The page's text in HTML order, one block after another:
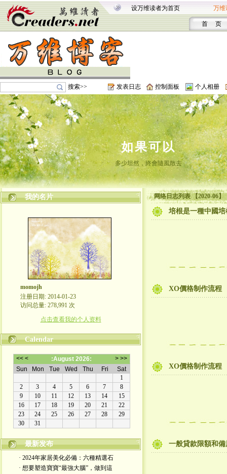
设万维读者为首页 万维
首 页
搜索>> 发表日志 控制面板 个人相册
如果可以
多少坦然，終會隨風散去
我的名片
momojh
注册日期: 2014-01-23
访问总量: 278,991 次
点击查看我的个人资料
Calendar
最新发布
· 2024年家居美化必備：六種精選石
· 想要塑造寶寶“最強大腦”，做到這
网络日志列表 【2020-06】
培根是一種中國培
XO價格制作流程
XO價格制作流程
一般貸款限額和